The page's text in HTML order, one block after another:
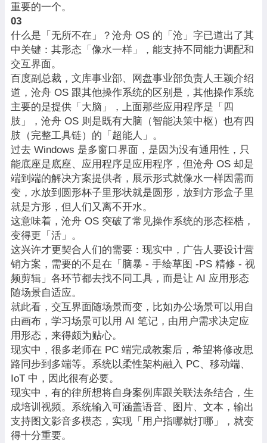
重要的一个。
03
什么是「无所不在」？沧舟 OS 的「沧」字已道出了其
中关键：其形态「像水一样」，能支持不同能力调配和
交互界面。
百度副总裁，文库事业部、网盘事业部负责人王颖介绍
道，沧舟 OS 跟其他操作系统的区别是，其他操作系统
主要的是提供「大脑」，上面那些应用程序是「四
肢」，沧舟 OS 则是既有大脑（智能决策中枢）也有四
肢（完整工具链）的「超能人」。
过去 Windows 是多窗口界面，是因为没有通用性，只
能底座是底座、应用程序是应用程序，但沧舟 OS 却是
端到端的解决方案提供者，展示形式就像水一样因需而
变，水放到圆形杯子里形状就是圆形，放到方形盒子里
就是方形，但人们又离不开水。
这意味着，沧舟 OS 突破了常见操作系统的形态桎梏，
变得更「活」。
这兴许才更契合人们的需要：现实中，广告人要设计营
销方案，需要的不是在「脑暴 - 手绘草图 -PS 精修 - 视
频剪辑」各环节都去找不同工具，而是让 AI 应用形态
随场景自适应。
就此看，交互界面随场景而变，比如办公场景可以用自
由画布，学习场景可以用 AI 笔记，由用户需求决定应
用形态，来得颇为贴心。
现实中，很多老师在 PC 端完成教案后，希望将修改思
路同步到多端等。系统以柔性架构融入 PC、移动端、
IoT 中，因此很有必要。
现实中，有的律所想将自身案例库跟关联法条结合，生
成培训视频。系统输入可涵盖语音、图片、文本，输出
支持图文影音多模态，实现「用户指哪就打哪」，就变
得十分重要。